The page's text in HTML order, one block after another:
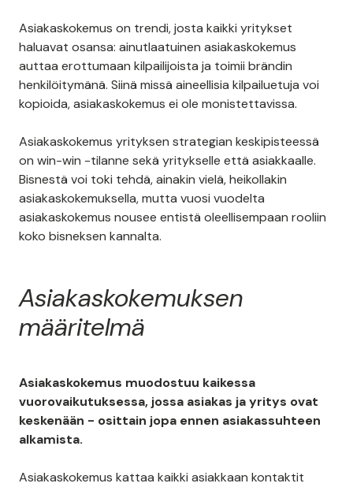
Asiakaskokemus on trendi, josta kaikki yritykset
haluavat osansa: ainutlaatuinen asiakaskokemus
auttaa erottumaan kilpailijoista ja toimii brändin
henkilöitymänä. Siinä missä aineellisia kilpailuetuja voi
kopioida, asiakaskokemus ei ole monistettavissa.
Asiakaskokemus yrityksen strategian keskipisteessä
on win-win -tilanne sekä yritykselle että asiakkaalle.
Bisnestä voi toki tehdä, ainakin vielä, heikollakin
asiakaskokemuksella, mutta vuosi vuodelta
asiakaskokemus nousee entistä oleellisempaan rooliin
koko bisneksen kannalta.
Asiakaskokemuksen
määritelmä
Asiakaskokemus muodostuu kaikessa
vuorovaikutuksessa, jossa asiakas ja yritys ovat
keskenään - osittain jopa ennen asiakassuhteen
alkamista.
Asiakaskokemus kattaa kaikki asiakkaan kontaktit